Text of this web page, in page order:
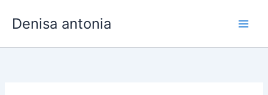
Denisa antonia